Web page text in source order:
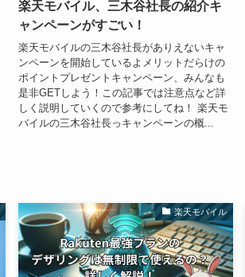
楽天モバイル、三木谷社長の紹介キ
ャンペーンがすごい！
楽天モバイルの三木谷社長がありえないキャ
ンペーンを開始しているよメリットだらけの
ポイントプレゼントキャンペーン、みんなも
是非GETしよう！この記事では注意点など詳
しく説明していくので参考にしてね！ 楽天モ
バイルの三木谷社長っキャンペーンの概...
楽天モバイル